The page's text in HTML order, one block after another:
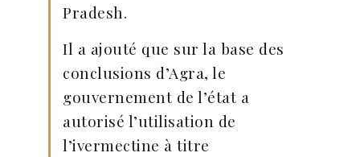
Pradesh.
Il a ajouté que sur la base des
conclusions d’Agra, le
gouvernement de l’état a
autorisé l’utilisation de
l’ivermectine à titre